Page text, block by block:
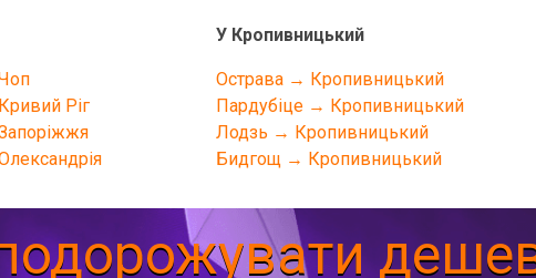
Ріг
У Кропивницький
Острава → Кропивницький
Пардубіце → Кропивницький
Лодзь → Кропивницький
Бидгощ → Кропивницький